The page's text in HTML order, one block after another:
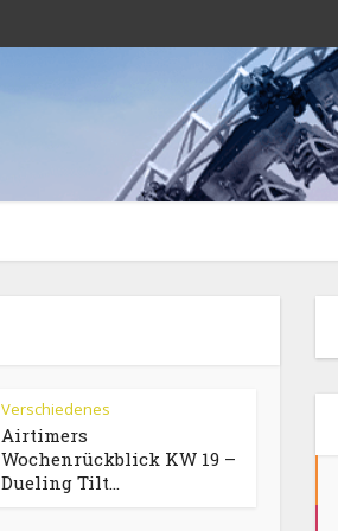
Verschiedenes
Airtimers
Wochenrückblick KW 19 –
Dueling Tilt...